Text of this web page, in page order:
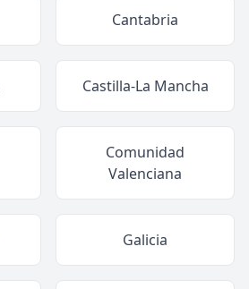
Cantabria
Castilla-La Mancha
Comunidad
Valenciana
Galicia